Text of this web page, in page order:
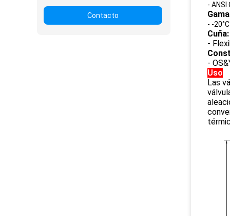
Contacto
- ANSI
- -
Cuña:
-
-
Uso
Las